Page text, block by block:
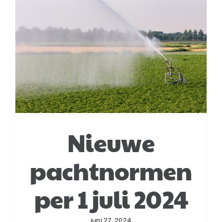
Login
Klachtenregeling
Contact
Nieuwe
pachtnormen
per 1 juli 2024